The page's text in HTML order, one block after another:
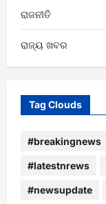
ରାଜନୀତି
ରାଜ୍ୟ ଖବର
Tag Clouds
#breakingnews
#latestnrews
#newsupdate